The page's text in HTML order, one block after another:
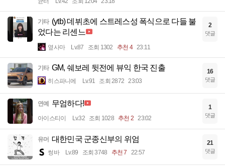
기타 (ytb) 데뷔초에 스트레스성 폭식으로 다들 불
었다는 리센느
옆사마 Lv.87 조회 1302 추천 4 23:11
2
댓글
기타 GM, 쉐보레 뒷전에 뷰익 한국 진출
히스파니에 Lv.91 조회 2872 23:03
16
댓글
연예 무엄하다!
아이스티이 Lv.32 조회 1028 추천 2 23:02
1
댓글
유머 대한민국 군종신부의 위엄
썽바 Lv.89 조회 3748 추천 7 22:57
21
댓글